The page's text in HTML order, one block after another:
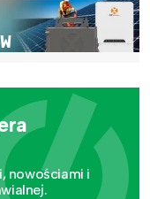
nowościami i